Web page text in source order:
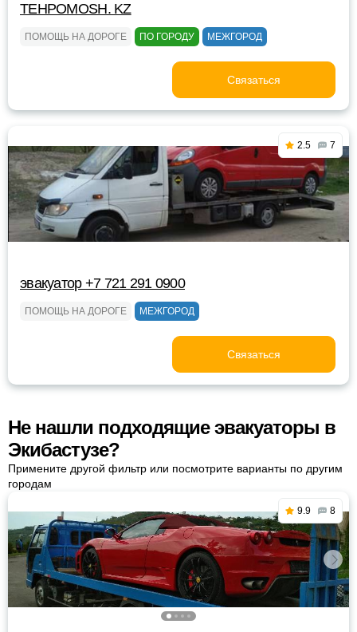
TEHPOMOSH. KZ
ПОМОЩЬ НА ДОРОГЕ ПО ГОРОДУ МЕЖГОРОД
Связаться
2.5 7
эвакуатор +7 721 291 0900
ПОМОЩЬ НА ДОРОГЕ МЕЖГОРОД
Связаться
Не нашли подходящие эвакуаторы в
Экибастузе?
Примените другой фильтр или посмотрите варианты по другим
городам
9.9 8